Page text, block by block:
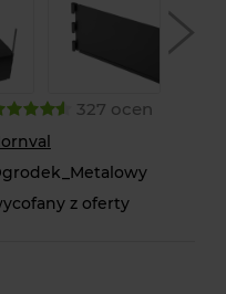
327 ocen
z oferty